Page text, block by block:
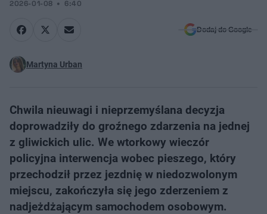
2026-01-08 6:40
Dodaj do Google
Martyna Urban
Chwila nieuwagi i nieprzemyślana decyzja
doprowadziły do groźnego zdarzenia na jednej
z gliwickich ulic. We wtorkowy wieczór
policyjna interwencja wobec pieszego, który
przechodził przez jezdnię w niedozwolonym
miejscu, zakończyła się jego zderzeniem z
nadjeżdżającym samochodem osobowym.